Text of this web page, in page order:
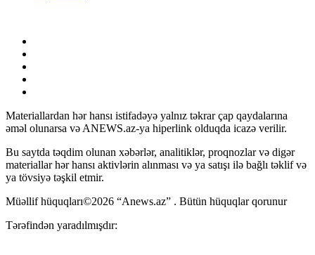
Materiallardan hər hansı istifadəyə yalnız təkrar çap qaydalarına
əməl olunarsa və ANEWS.az-ya hiperlink olduqda icazə verilir.
Bu saytda təqdim olunan xəbərlər, analitiklər, proqnozlar və digər
materiallar hər hansı aktivlərin alınması və ya satışı ilə bağlı təklif və
ya tövsiyə təşkil etmir.
Müəllif hüquqları©2026 “Anews.az” . Bütün hüquqlar qorunur
Tərəfindən yaradılmışdır: